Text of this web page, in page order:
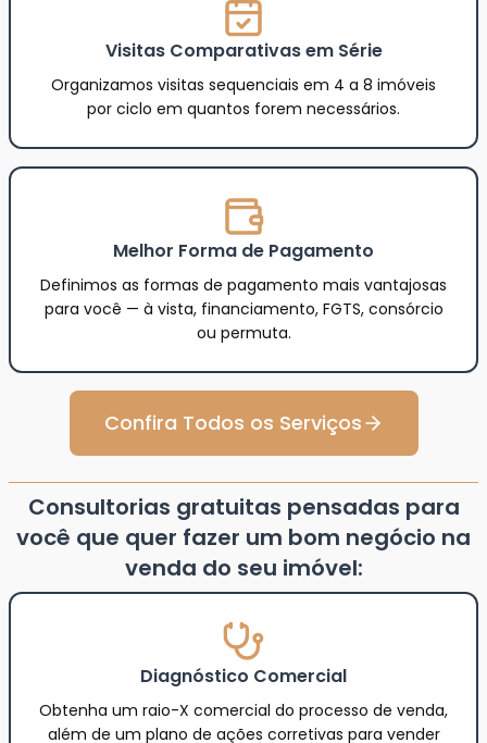
Visitas Comparativas em Série
Organizamos visitas sequenciais em 4 a 8 imóveis
por ciclo em quantos forem necessários.
Melhor Forma de Pagamento
Definimos as formas de pagamento mais vantajosas
para você — à vista, financiamento, FGTS, consórcio
ou permuta.
Confira Todos os Serviços
Consultorias gratuitas pensadas para
você que quer fazer um bom negócio na
venda do seu imóvel:
Diagnóstico Comercial
Obtenha um raio-X comercial do processo de venda,
além de um plano de ações corretivas para vender